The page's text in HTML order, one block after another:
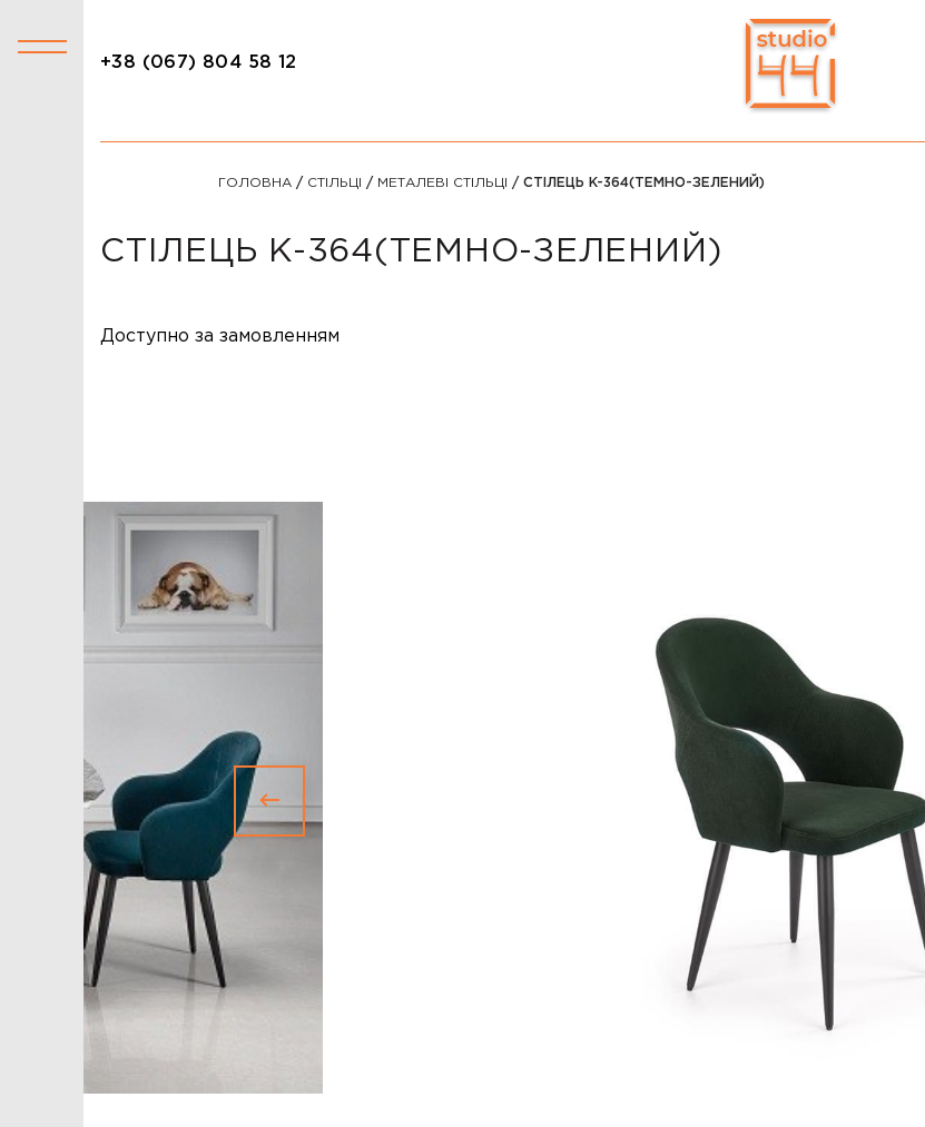
БАНКЕТКИ
ЗА ПРИЗНАЧЕННЯМ
АКСЕСУАРИ
WISHLIST
КАТАЛОГ
CHECKOUT
MY ACCOUNT
ЗАМОВЛЕННЯ
+38 (067) 804 58 12
ГОЛОВНА/ СТІЛЬЦІ / МЕТАЛЕВІ СТІЛЬЦІ / СТІЛЕЦЬ K-364(ТЕМНО-ЗЕЛЕНИЙ)
СТІЛЕЦЬ K-364(ТЕМНО-ЗЕЛЕНИЙ)
Доступно за замовленням